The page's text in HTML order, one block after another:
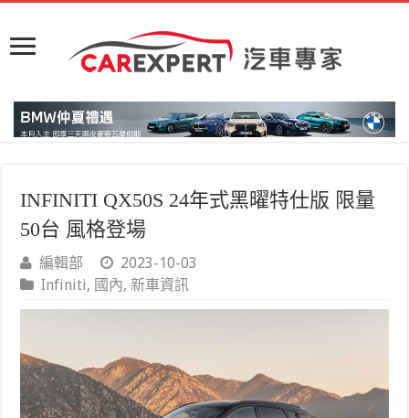
INFINITI QX50S 24年式黑曜特仕版 限量
50台 風格登場
編輯部
2023-10-03
Infiniti, 國內,新車資訊